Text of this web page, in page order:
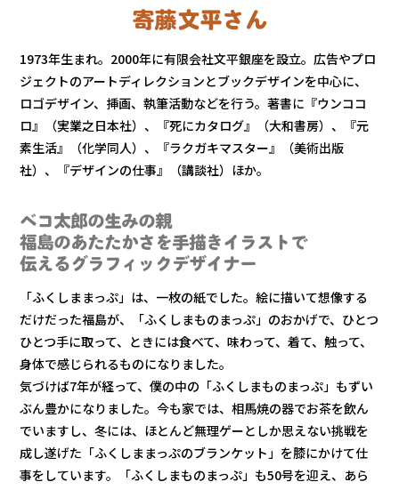
寄藤文平さん
1973年生まれ。2000年に有限会社文平銀座を設立。広告やプロ
ジェクトのアートディレクションとブックデザインを中心に、
ロゴデザイン、挿画、執筆活動などを行う。著書に『ウンココ
ロ』（実業之日本社）、『死にカタログ』（大和書房）、『元
素生活』（化学同人）、『ラクガキマスター』（美術出版
社）、『デザインの仕事』（講談社）ほか。
ベコ太郎の生みの親
福島のあたたかさを手描きイラストで
伝えるグラフィックデザイナー
「ふくしままっぷ」は、一枚の紙でした。絵に描いて想像する
だけだった福島が、「ふくしまものまっぷ」のおかげで、ひとつ
ひとつ手に取って、ときには食べて、味わって、着て、触って、
身体で感じられるものになりました。
気づけば7年が経って、僕の中の「ふくしまものまっぷ」もずい
ぶん豊かになりました。今も家では、相馬焼の器でお茶を飲ん
でいますし、冬には、ほとんど無理ゲーとしか思えない挑戦を
成し遂げた「ふくしままっぷのブランケット」を膝にかけて仕
事をしています。「ふくしまものまっぷ」も50号を迎え、あら